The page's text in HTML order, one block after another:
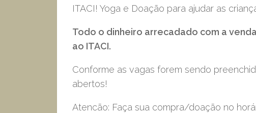
ITACI! Yoga e Doação para ajudar as
Todo o dinheiro arrecadado com a
ao ITACI.
Conforme as vagas forem sendo
abertos!
Atencão: Faça sua compra/doação no